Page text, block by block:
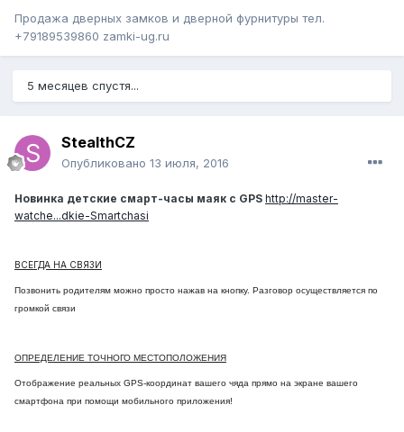
Продажа дверных замков и дверной фурнитуры тел.
+79189539860 zamki-ug.ru
5 месяцев спустя...
StealthCZ
Опубликовано 13 июля, 2016
Новинка детские смарт-часы маяк с GPS http://master-
watche...dkie-Smartchasi
ВСЕГДА НА СВЯЗИ
Позвонить родителям можно просто нажав на кнопку. Разговор осуществляется по
громкой связи
ОПРЕДЕЛЕНИЕ ТОЧНОГО МЕСТОПОЛОЖЕНИЯ
Отображение реальных GPS-координат вашего чяда прямо на экране вашего
смартфона при помощи мобильного приложения!